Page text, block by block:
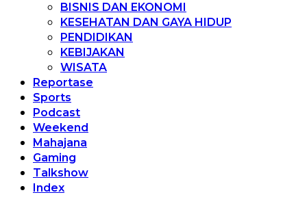
BISNIS DAN EKONOMI
KESEHATAN DAN GAYA HIDUP
PENDIDIKAN
KEBIJAKAN
WISATA
Reportase
Sports
Podcast
Weekend
Mahajana
Gaming
Talkshow
Index